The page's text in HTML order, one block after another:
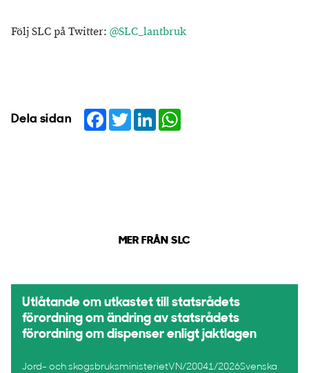
Följ SLC på Twitter: @SLC_lantbruk
Dela sidan Facebook
TwitterLinkedIn
MER FRÅN SLC
Utlåtande om utkastet till statsrådets
förordning om ändring av statsrådets
förordning om dispenser enligt jaktlagen
Jord- och skogsbruksministerietVN/20041/2026Svenska